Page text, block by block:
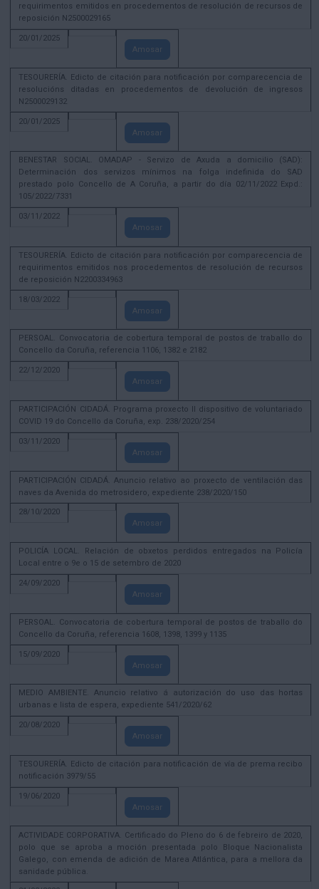
requirimentos emitidos en procedementos de resolución de recursos de
reposición N2500029165
20/01/2025
Amosar
TESOURERÍA. Edicto de citación para notificación por comparecencia de
resolucións ditadas en procedementos de devolución de ingresos
N2500029132
20/01/2025
Amosar
BENESTAR SOCIAL. OMADAP - Servizo de Axuda a domicilio (SAD):
Determinación dos servizos mínimos na folga indefinida do SAD
prestado polo Concello de A Coruña, a partir do día 02/11/2022 Expd.:
105/2022/7331
03/11/2022
Amosar
TESOURERÍA. Edicto de citación para notificación por comparecencia de
requirimentos emitidos nos procedementos de resolución de recursos
de reposición N2200334963
18/03/2022
Amosar
PERSOAL. Convocatoria de cobertura temporal de postos de traballo do
Concello da Coruña, referencia 1106, 1382 e 2182
22/12/2020
Amosar
PARTICIPACIÓN CIDADÁ. Programa proxecto II dispositivo de voluntariado
COVID 19 do Concello da Coruña, exp. 238/2020/254
03/11/2020
Amosar
PARTICIPACIÓN CIDADÁ. Anuncio relativo ao proxecto de ventilación das
naves da Avenida do metrosidero, expediente 238/2020/150
28/10/2020
Amosar
POLICÍA LOCAL. Relación de obxetos perdidos entregados na Policía
Local entre o 9e o 15 de setembro de 2020
24/09/2020
Amosar
PERSOAL. Convocatoria de cobertura temporal de postos de traballo do
Concello da Coruña, referencia 1608, 1398, 1399 y 1135
15/09/2020
Amosar
MEDIO AMBIENTE. Anuncio relativo á autorización do uso das hortas
urbanas e lista de espera, expediente 541/2020/62
20/08/2020
Amosar
TESOURERÍA. Edicto de citación para notificación de vía de prema recibo
notificación 3979/55
19/06/2020
Amosar
ACTIVIDADE CORPORATIVA. Certificado do Pleno do 6 de febreiro de 2020,
polo que se aproba a moción presentada polo Bloque Nacionalista
Galego, con emenda de adición de Marea Atlántica, para a mellora da
sanidade pública.